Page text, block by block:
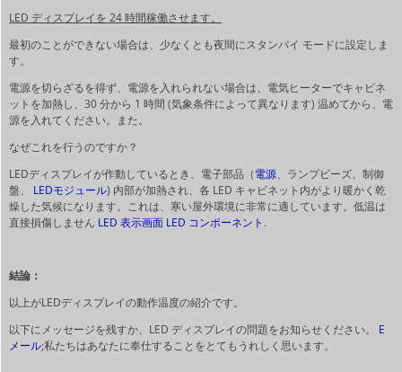
LED ディスプレイを 24 時間稼働させます。
最初のことができない場合は、少なくとも夜間にスタンバイ モードに設定しま
す。
電源を切らざるを得ず、電源を入れられない場合は、電気ヒーターでキャビネ
ットを加熱し、30 分から 1 時間 (気象条件によって異なります) 温めてから、電
源を入れてください。また。
なぜこれを行うのですか？
LEDディスプレイが作動しているとき、電子部品（電源、ランプビーズ、制御
盤、 LEDモジュール) 内部が加熱され、各 LED キャビネット内がより暖かく乾
燥した気候になります。これは、寒い屋外環境に非常に適しています。低温は
直接損傷しません LED 表示画面 LED コンポーネント .
結論：
以上がLEDディスプレイの動作温度の紹介です。
以下にメッセージを残すか、LED ディスプレイの問題をお知らせください。 E
メール;私たちはあなたに奉仕することをとてもうれしく思います。